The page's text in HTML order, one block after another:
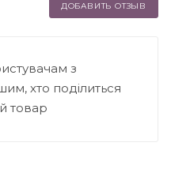
ДОБАВИТЬ ОТЗЫВ
з
хто поділиться
товар